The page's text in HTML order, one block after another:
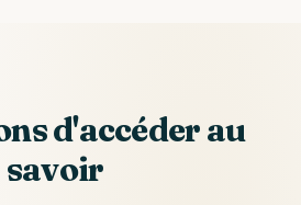
d'accéder au
savoir